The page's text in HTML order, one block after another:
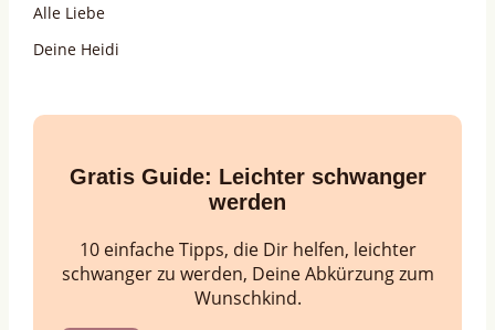
Alle Liebe
Deine Heidi
Gratis Guide: Leichter schwanger
werden
10 einfache Tipps, die Dir helfen, leichter
schwanger zu werden, Deine Abkürzung zum
Wunschkind.